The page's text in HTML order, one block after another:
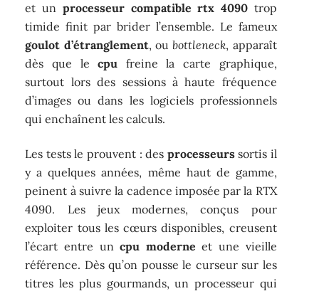
et un processeur compatible rtx 4090trop
timide finit par brider l’ensemble. Le fameux
goulot d’étranglement, oubottleneck, apparaît
dès que lecpu freine la carte graphique,
surtout lors des sessions à haute fréquence
d’images ou dans les logiciels professionnels
qui enchaînent les calculs.
Les tests le prouvent : des processeurssortis il
y a quelques années, même haut de gamme,
peinent à suivre la cadence imposée par la RTX
4090. Les jeux modernes, conçus pour
exploiter tous les cœurs disponibles, creusent
l’écart entre uncpu moderne et une vieille
référence. Dès qu’on pousse le curseur sur les
titres les plus gourmands, un processeur qui